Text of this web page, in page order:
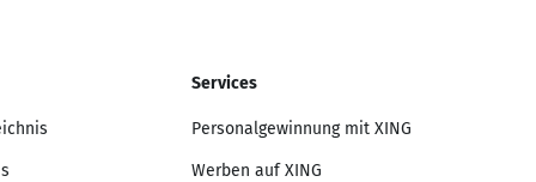
Services
Personalgewinnung mit XING
Werben auf XING